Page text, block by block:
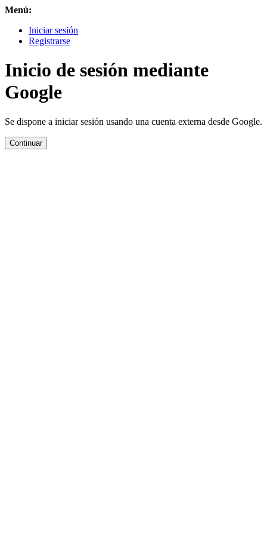
Menú:
Iniciar sesión
Registrarse
Inicio de sesión mediante
Google
Se dispone a iniciar sesión usando una cuenta externa desde Google.
Continuar